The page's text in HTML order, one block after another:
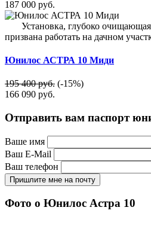
187 000 руб.
Установка, глубоко
призвана работать на дачном
Юнилос АСТРА 10 Миди
195 400 руб. (-15%)
166 090 руб.
Отправить вам паспорт
Ваше имя
Ваш E-Mail
Ваш телефон
Пришлите мне на почту
Фото о Юнилос Астра 10